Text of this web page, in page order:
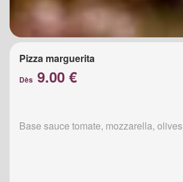
Pizza marguerita
Dès 9.00 €
Base sauce tomate, mozzarella, olives